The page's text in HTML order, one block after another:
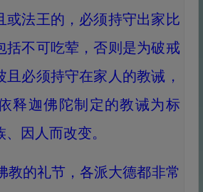
或法王的，必须持守出家比
括不可吃荤，否则是为破戒
且必须持守在家人的教诫，
释迦佛陀制定的教诫为标
因人而改变。
教的礼节，各派大德都非常